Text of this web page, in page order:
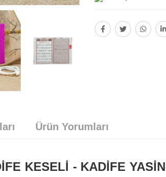
Ürün Yorumları
KESELİ - KADİFE